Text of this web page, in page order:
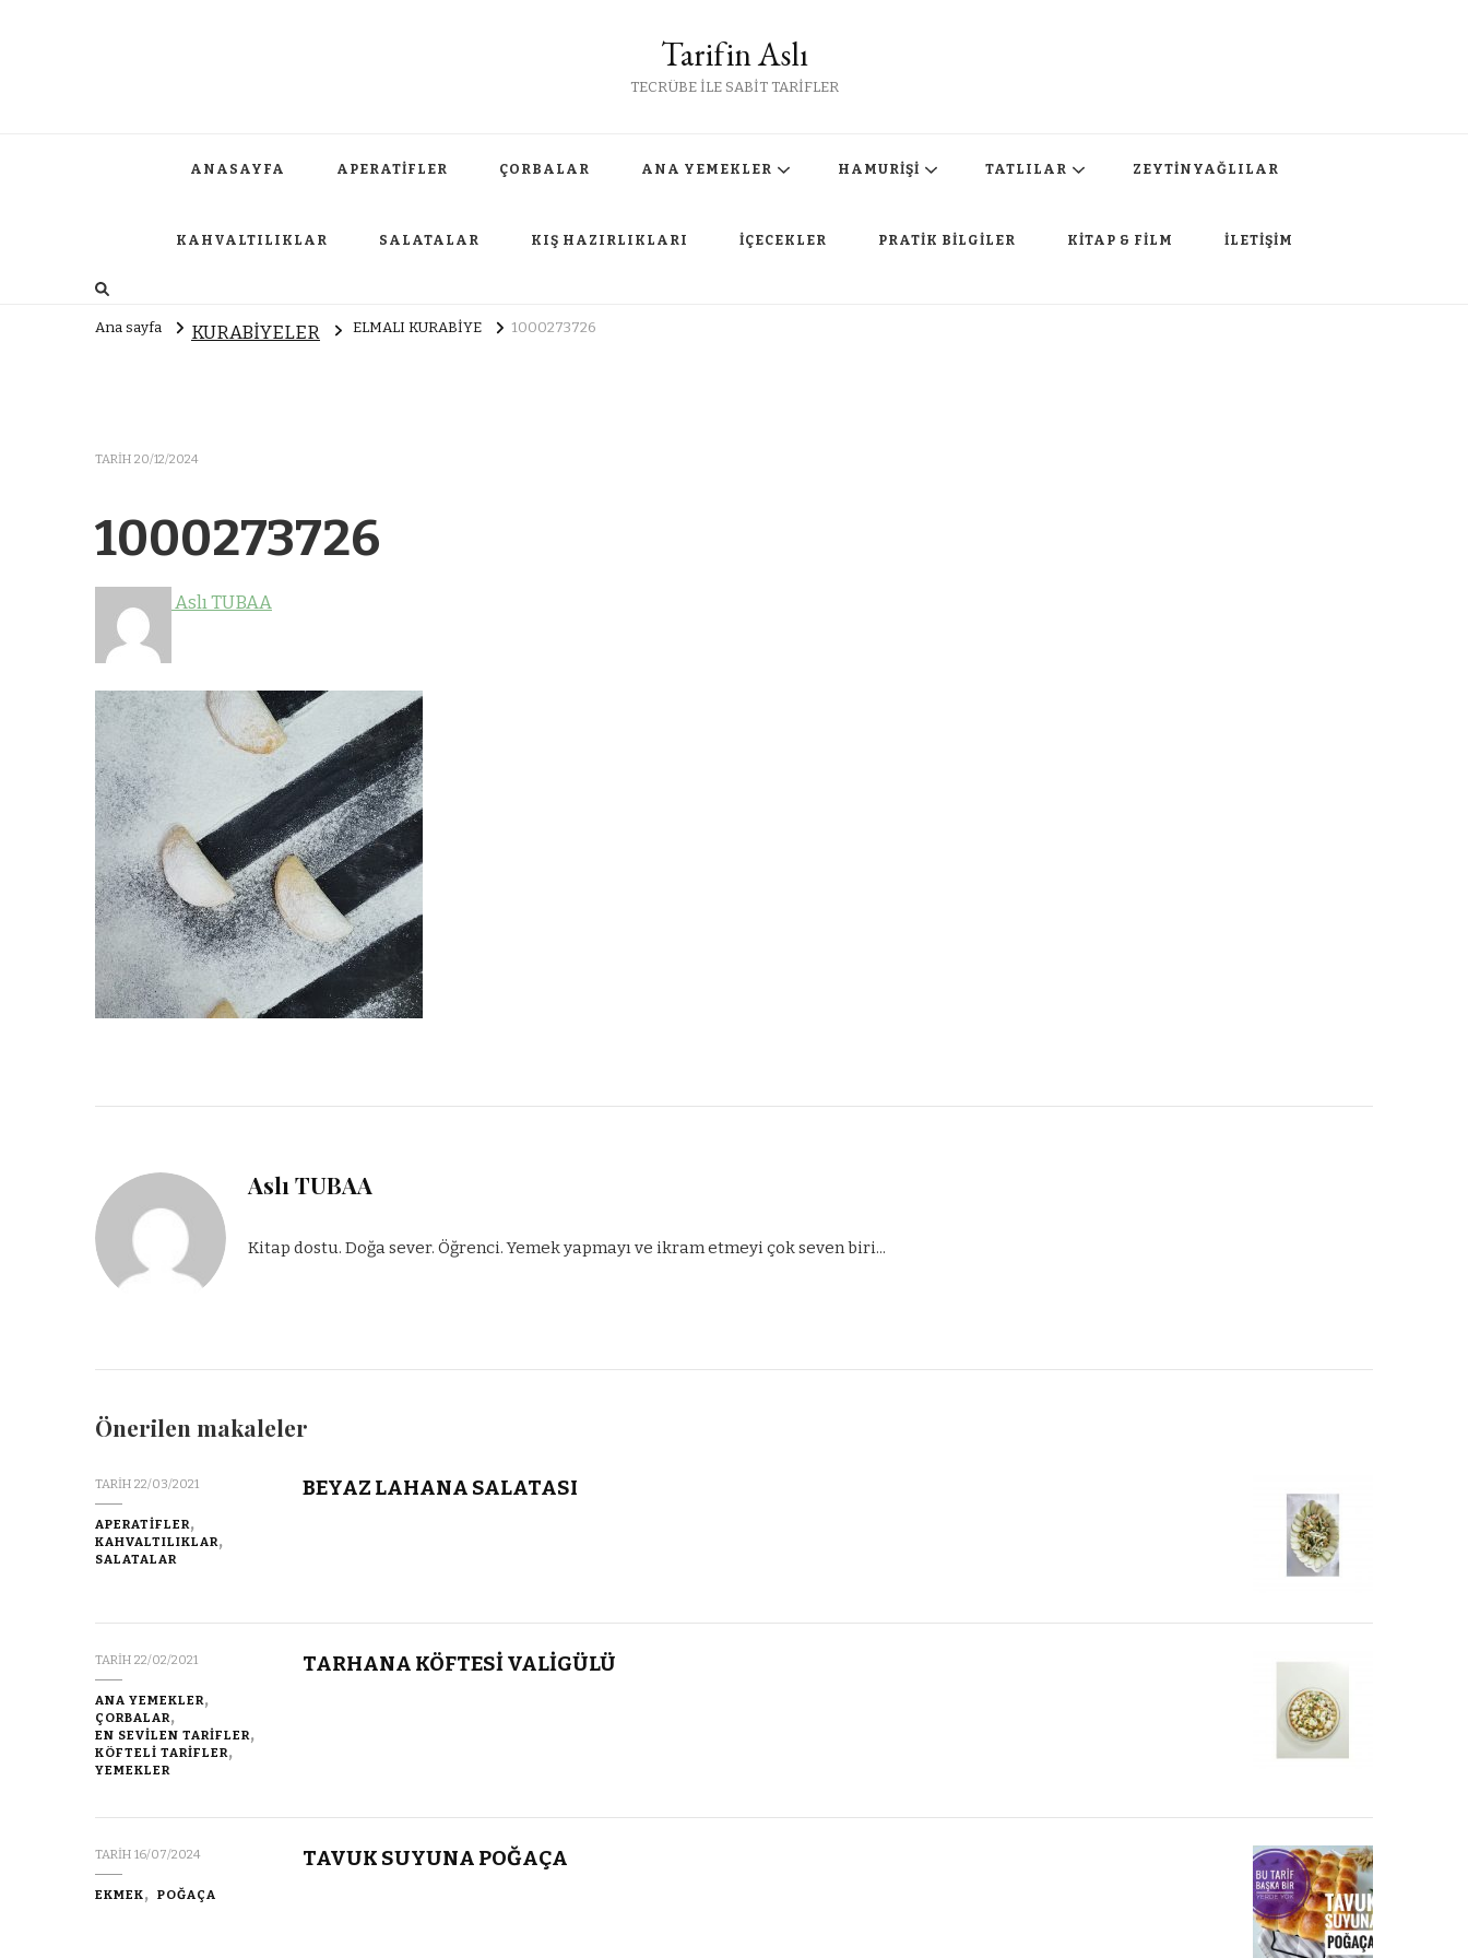
Tarifin Aslı
TECRÜBE İLE SABİT TARİFLER
ANASAYFA APERATİFLER ÇORBALAR ANA YEMEKLER HAMURİŞİ TATLILAR ZEYTİNYAĞLILAR
KAHVALTILIKLAR SALATALAR KIŞ HAZIRLIKLARI İÇECEKLER PRATİK BİLGİLER KİTAP & FİLM İLETİŞİM
Ana sayfa KURABİYELER ELMALI KURABİYE 1000273726
TARIH 20/12/2024
1000273726
Aslı TUBAA
Aslı TUBAA
Kitap dostu. Doğa sever. Öğrenci. Yemek yapmayı ve ikram etmeyi çok seven biri...
Önerilen makaleler
TARIH 22/03/2021
APERATİFLER
KAHVALTILIKLAR
SALATALAR
BEYAZ LAHANA SALATASI
TARIH 22/02/2021
ANA YEMEKLER
ÇORBALAR
EN SEVİLEN TARİFLER
KÖFTELİ TARİFLER
YEMEKLER
TARHANA KÖFTESİ VALİGÜLÜ
TARIH 16/07/2024
EKMEK POĞAÇA
TAVUK SUYUNA POĞAÇA